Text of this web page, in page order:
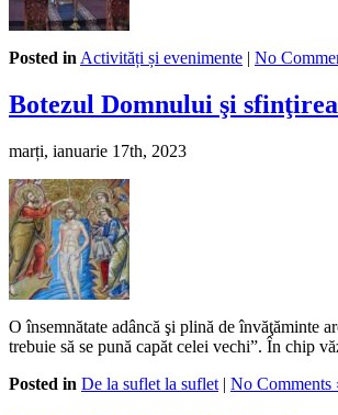
Posted in Activități și evenimente | No
Botezul Domnului şi
marți, ianuarie 17th, 2023
O însemnătate adâncă şi plină de învăţăminte
trebuie să se pună capăt celei vechi”. În chip
Posted in De la suflet la suflet | No Comments